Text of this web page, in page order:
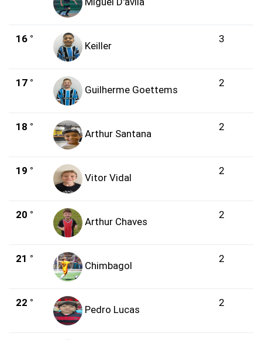
16 °
Keiller
3
17 °
Guilherme Goettems
2
18 °
Arthur Santana
2
19 °
Vitor Vidal
2
20 °
Arthur Chaves
2
21 °
Chimbagol
2
22 °
Pedro Lucas
2